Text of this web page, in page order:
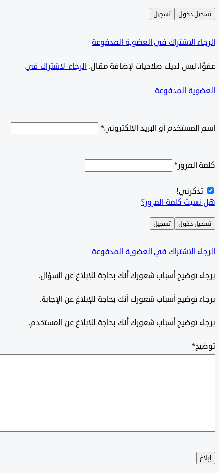
دخول تسجيل
الاشتراك في العضوية المدفوعة
ليس لديك صلاحيات لإضافة مقال.الرجاء الاشتراك في
المدفوعة
أو البريد الإلكتروني*
*
كلمة المرور؟
دخول تسجيل
الاشتراك في العضوية المدفوعة
توضيح أسباب شعورك أنك بحاجة للإبلاغ عن السؤال.
توضيح أسباب شعورك أنك بحاجة للإبلاغ عن الإجابة.
توضيح أسباب شعورك أنك بحاجة للإبلاغ عن المستخدم.
*